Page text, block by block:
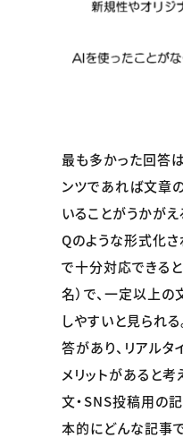
最も多かった回答
ンツであれば文章
いることがうかが
Qのような形式化
で十分対応できる
名）で、一定以上
しやすいと見られる
答があり、リアル
メリットがあると
文・SNS投稿用の
本的にどんな記事